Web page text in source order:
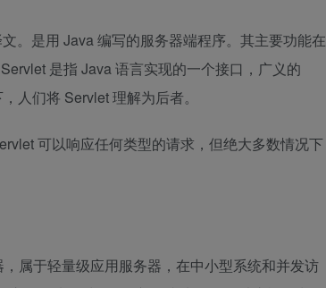
。是用 Java 编写的服务器端程序。其主要功能在
是指 Java 语言实现的一个接口，广义的
人们将 Servlet 理解为后者。
可以响应任何类型的请求，但绝大多数情况下
属于轻量级应用服务器，在中小型系统和并发访